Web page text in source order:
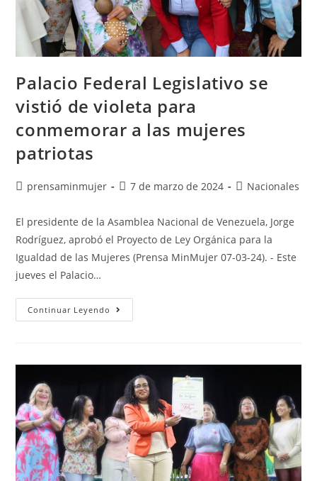
Palacio Federal Legislativo se
vistió de violeta para
conmemorar a las mujeres
patriotas
prensaminmujer 7 de marzo de 2024 Nacionales
El presidente de la Asamblea Nacional de Venezuela, Jorge
Rodríguez, aprobó el Proyecto de Ley Orgánica para la
Igualdad de las Mujeres (Prensa MinMujer 07-03-24). - Este
jueves el Palacio…
Continuar Leyendo